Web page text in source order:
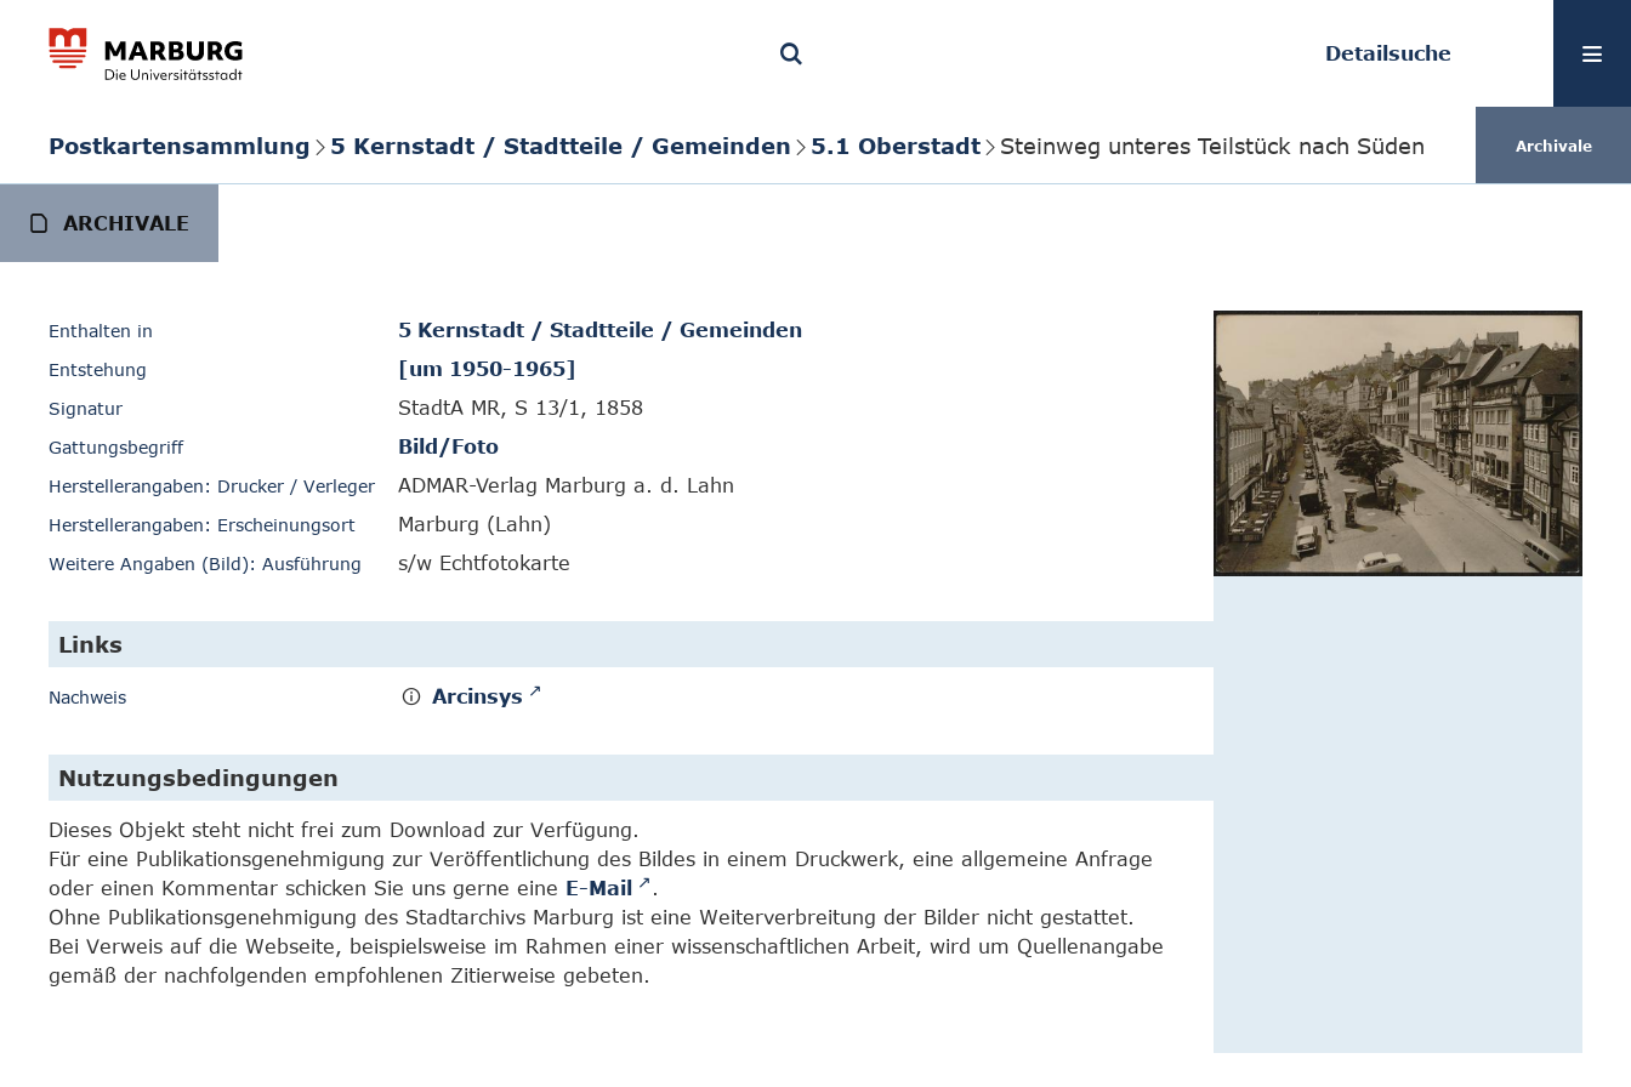
Detailsuche
Postkartensammlung 5 Kernstadt / Stadtteile / Gemeinden 5.1 Oberstadt Steinweg unteres Teilstück nach Süden Archivale
ARCHIVALE
Enthalten in 5 Kernstadt / Stadtteile / Gemeinden
Entstehung [um 1950-1965]
Signatur StadtA MR, S 13/1, 1858
Gattungsbegriff Bild/Foto
Herstellerangaben: Drucker / Verleger ADMAR-Verlag Marburg a. d. Lahn
Herstellerangaben: Erscheinungsort Marburg (Lahn)
Weitere Angaben (Bild): Ausführung s/w Echtfotokarte
Links
Nachweis Arcinsys
Nutzungsbedingungen
Dieses Objekt steht nicht frei zum Download zur Verfügung.
Für eine Publikationsgenehmigung zur Veröffentlichung des Bildes in einem Druckwerk, eine allgemeine Anfrage
oder einen Kommentar schicken Sie uns gerne eine E-Mail
.
Ohne Publikationsgenehmigung des Stadtarchivs Marburg ist eine Weiterverbreitung der Bilder nicht gestattet.
Bei Verweis auf die Webseite, beispielsweise im Rahmen einer wissenschaftlichen Arbeit, wird um Quellenangabe
gemäß der nachfolgenden empfohlenen Zitierweise gebeten.